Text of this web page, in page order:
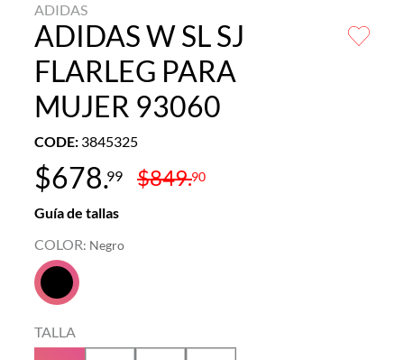
ADIDAS
ADIDAS W SL SJ
FLARLEG PARA
MUJER 93060
CODE: 3845325
$678.99 $849.90
Guía de tallas
COLOR: Negro
TALLA